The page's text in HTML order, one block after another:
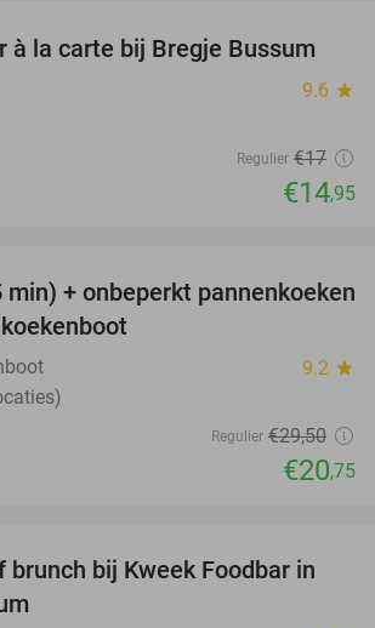
12%
à la carte bij Bregje Bussum
9.6 star
Regulier €17
€14,95
30%
min) + onbeperkt pannenkoeken
9.2 star
Regulier €29,50
€20,75
40%
brunch bij Kweek Foodbar in